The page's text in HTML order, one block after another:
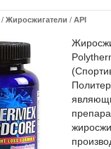
/ Жиросжигатели / API